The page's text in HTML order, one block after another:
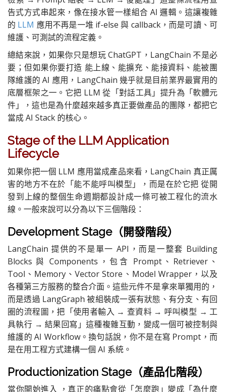
告式方式串起來，像在接水管一樣組合 AI 邏輯。這讓複雜
的 LLM 應用不再是一堆 if-else 與 callback，而是可讀、可
維護、可測試的流程定義。
總結來說，如果你只是想玩 ChatGPT，LangChain 不是必
要；但如果你要打造 能上線、能擴充、能接資料、能被團
隊維護的 AI 應用，LangChain 幾乎就是目前業界最實用的
底層框架之一。它把 LLM 從「對話工具」提升為「軟體元
件」，這也是為什麼越來越多真正要做產品的團隊，都把它
當成 AI Stack 的核心。
Stage of the LLM Application
Lifecycle
如果你把一個 LLM 應用當成產品來看，LangChain 真正厲
害的地方不在於「能不能呼叫模型」，而是在於它把 從開
發到上線的整個生命週期都設計成一條可被工程化的流水
線。一般來說可以分為以下三個階段：
Development Stage（開發階段）
LangChain 提供的不是單一 API，而是一整套 Building
Blocks 與 Components，包含 Prompt、Retriever、
Tool、Memory、Vector Store、Model Wrapper，以及
各種第三方服務的整合介面。這些元件不是拿來單獨用的，
而是透過 LangGraph 被組裝成一張有狀態、有分支、有回
圈的流程圖，把「使用者輸入 → 查資料 → 呼叫模型 → 工
具執行 → 結果回寫」這種複雜互動，變成一個可被控制與
維護的 AI Workflow。換句話說，你不是在寫 Prompt，而
是在用工程方式建構一個 AI 系統。
Productionization Stage（產品化階段）
當你開始進入 ，真正的痛點會從「怎麼跑」變成「為什麼